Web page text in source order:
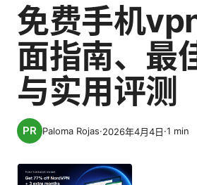
免费手机
面指南、最
与实用评测
Paloma Rojas·2026年4月4日·1 min